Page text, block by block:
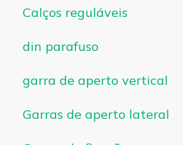
Calços reguláveis
din parafuso
garra de aperto vertical
Garras de aperto lateral